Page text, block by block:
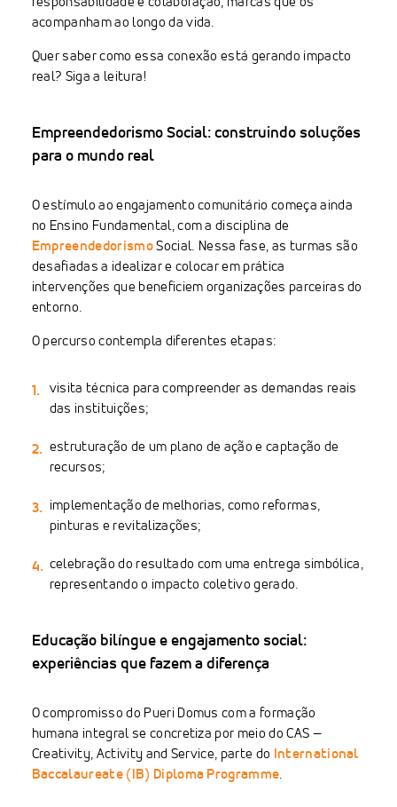
acompanham ao longo da vida.
Quer saber como essa conexão está gerando impacto
real? Siga a leitura!
Empreendedorismo Social: construindo soluções
para o mundo real
O estímulo ao engajamento comunitário começa ainda
no Ensino Fundamental, com a disciplina de
EmpreendedorismoSocial. Nessa fase, as turmas são
desafiadas a idealizar e colocar em prática
intervenções que beneficiem organizações parceiras do
entorno.
O percurso contempla diferentes etapas:
visita técnica para compreender as demandas reais
das instituições;
estruturação de um plano de ação e captação de
recursos;
implementação de melhorias, como reformas,
pinturas e revitalizações;
celebração do resultado com uma entrega simbólica,
representando o impacto coletivo gerado.
Educação bilíngue e engajamento social:
experiências que fazem a diferença
O compromisso do Pueri Domus com a formação
humana integral se concretiza por meio do CAS —
Creativity, Activity and Service, parte do International
Baccalaureate (IB) Diploma Programme.